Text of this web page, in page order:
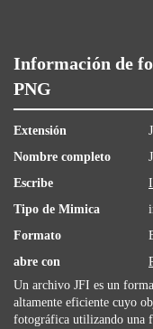
Información de
PNG
Extensión
Nombre completo
Escribe
Tipo de Mimica
Formato
abre con
Un archivo JFI es un
altamente eficiente cuyo
fotográfica utilizando una